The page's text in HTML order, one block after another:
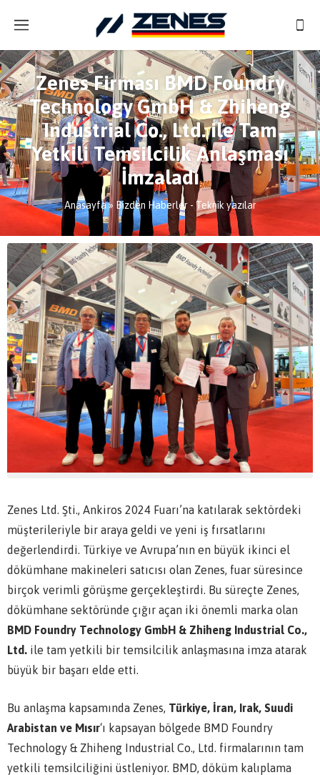
Zenes Firması BMD Foundry
Technology GmbH & Zhiheng
Industrial Co., Ltd. ile Tam
Yetkili Temsilcilik Anlaşması
İmzaladı
Anasayfa»Bizden Haberler - Teknik yazılar
Zenes Ltd. Şti., Ankiros 2024 Fuarı’na katılarak sektördeki
müşterileriyle bir araya geldi ve yeni iş fırsatlarını
değerlendirdi. Türkiye ve Avrupa’nın en büyük ikinci el
dökümhane makineleri satıcısı olan Zenes, fuar süresince
birçok verimli görüşme gerçekleştirdi. Bu süreçte Zenes,
dökümhane sektöründe çığır açan iki önemli marka olan
BMD Foundry Technology GmbH & Zhiheng Industrial Co.,
Ltd. ile tam yetkili bir temsilcilik anlaşmasına imza atarak
büyük bir başarı elde etti.
Bu anlaşma kapsamında Zenes, Türkiye, İran, Irak, Suudi
Arabistan ve Mısır‘ı kapsayan bölgede BMD Foundry
Technology & Zhiheng Industrial Co., Ltd. firmalarının tam
yetkili temsilciliğini üstleniyor. BMD, döküm kalıplama